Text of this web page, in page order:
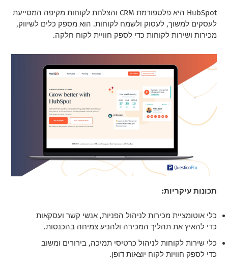
HubSpot היא פלטפורמת CRM והצלחת לקוחות מקיפה המסייעת
לעסקים למשוך, לעסוק ולשמח לקוחות. הוא מספק כלים לשיווק,
מכירות ושירות לקוחות כדי לספק חוויית לקוח חלקה.
תכונות עיקריות:
כלי אוטומציית מכירות לניהול הפניות, אנשי קשר ועסקאות
כדי להאיץ את תהליך המכירה ולהניע צמיחה בהכנסות.
כלי שירות לקוחות לניהול כרטיסי תמיכה, בירורים ומשוב
כדי לספק חוויות לקוח יוצאות דופן.